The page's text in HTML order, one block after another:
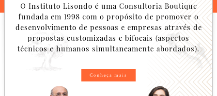
O Instituto Lisondo é uma Consultoria Boutique
fundada em 1998 com o propósito de promover o
desenvolvimento de pessoas e empresas através de
propostas customizadas e bifocais (aspectos
técnicos e humanos simultaneamente abordados).
Conheça mais